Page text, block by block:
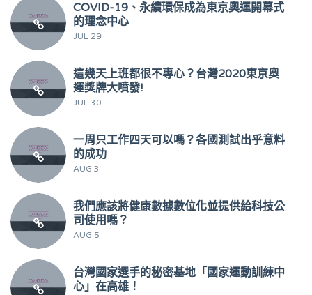
COVID-19、永續環保成為東京奧運開幕式
的理念中心
JUL 29
這幾天上班都很不專心？台灣2020東京奧
運獎牌大噴發!
JUL 30
一周只工作四天可以嗎？各國測試出乎意料
的成功
AUG 3
我們應該將健康數據數位化並提供給科技公
司使用嗎？
AUG 5
台灣國家選手的秘密基地「國家運動訓練中
心」在高雄！